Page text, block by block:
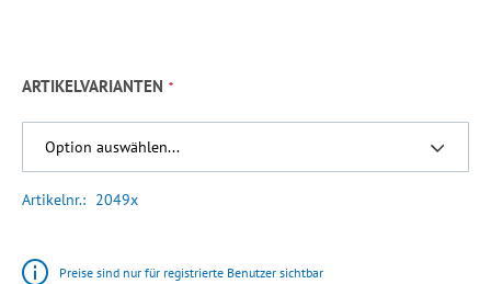
ARTIKELVARIANTEN
Artikelnr. 2049x
Preise sind nur für registrierte Benutzer sichtbar